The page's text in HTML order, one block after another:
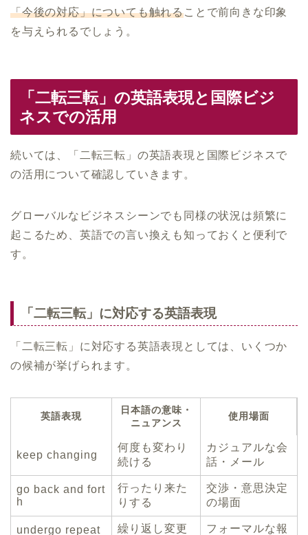
「今後の対応」についても触れることで前向きな印象
を与えられるでしょう。
「二転三転」の英語表現と国際ビジ
ネスでの活用
続いては、「二転三転」の英語表現と国際ビジネスで
の活用について確認していきます。
グローバルなビジネスシーンでも同様の状況は頻繁に
起こるため、英語での言い換えも知っておくと便利で
す。
「二転三転」に対応する英語表現
「二転三転」に対応する英語表現としては、いくつか
の候補が挙げられます。
英語表現
日本語の意味・
ニュアンス
使用場面
keep changing
何度も変わり
続ける
カジュアルな会
話・メール
go back and fort
h
行ったり来た
りする
交渉・意思決定
の場面
undergo repeat
繰り返し変更
フォーマルな報